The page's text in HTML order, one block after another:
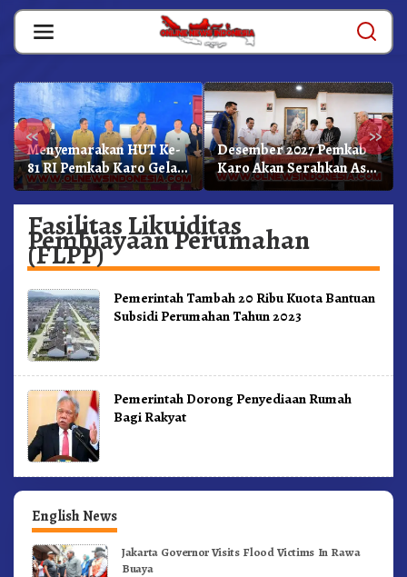
Skip
content
« »
Menyemarakan HUT Ke-
81 RI Pemkab Karo Gelar
Pertandingan Olahraga
Desember 2027 Pemkab
Karo Akan Serahkan Aset
RSUD Kabanjahe Ke
Moderamen GBKP
Fasilitas Likuiditas
Pembiayaan Perumahan
(FLPP)
Pemerintah Tambah 20 Ribu Kuota Bantuan
Subsidi Perumahan Tahun 2023
Pemerintah Dorong Penyediaan Rumah
Bagi Rakyat
English News
Jakarta Governor Visits Flood Victims In Rawa
Buaya